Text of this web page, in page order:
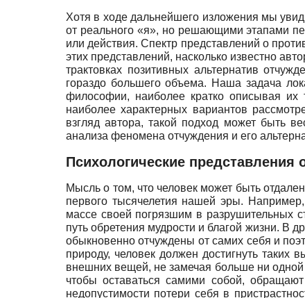
Хотя в ходе дальнейшего изложения мы
от реального «я», но решающими этапами
или действия. Спектр представлений о
этих представлений, насколько известно
трактовках позитивных альтернатив
гораздо большего объема. Наша задача
философии, наиболее кратко описывая их
наиболее характерных вариантов
взгляд автора, такой подход может быть
анализа феномена отчуждения и его
Психологические
Мысль о том, что человек может быть
первого тысячелетия нашей эры.
массе своей погрязшим в разрушительных
путь обретения мудрости и благой жизни. В
обыкновенно отчуждены от самих себя и
природу, человек должен достигнуть
внешних вещей, не замечая больше ни
чтобы оставаться самими собой,
недопустимости потери себя в